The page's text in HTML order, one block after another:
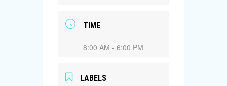
TIME
8:00 AM - 6:00 PM
LABELS